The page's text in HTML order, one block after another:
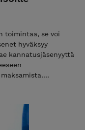
toimintaa, se voi
hyväksyy
kannatusjäsenyyttä